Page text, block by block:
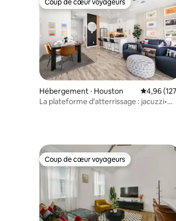
Coup de cœur voyageurs
Coup de cœur voyageurs
Hébergement ⋅ Houston
4,96
La plateforme d'atterrissage : jacuzzi•
Coup de cœur voyageurs
Coup de cœur voyageurs